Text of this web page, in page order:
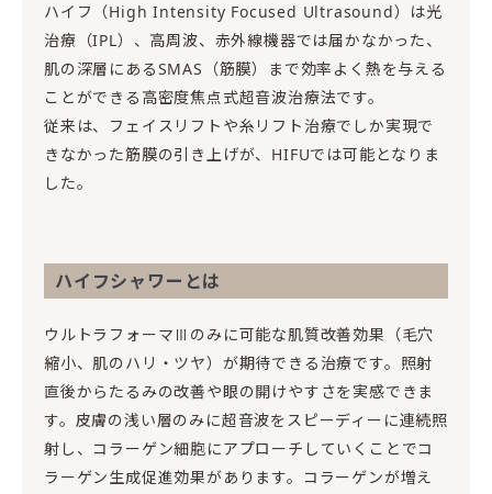
ハイフ（High Intensity Focused Ultrasound）は光
治療（IPL）、高周波、赤外線機器では届かなかった、
肌の深層にあるSMAS（筋膜）まで効率よく熱を与える
ことができる高密度焦点式超音波治療法です。
従来は、フェイスリフトや糸リフト治療でしか実現で
きなかった筋膜の引き上げが、HIFUでは可能となりま
した。
ハイフシャワーとは
ウルトラフォーマⅢのみに可能な肌質改善効果（毛穴
縮小、肌のハリ・ツヤ）が期待できる治療です。照射
直後からたるみの改善や眼の開けやすさを実感できま
す。皮膚の浅い層のみに超音波をスピーディーに連続照
射し、コラーゲン細胞にアプローチしていくことでコ
ラーゲン生成促進効果があります。コラーゲンが増え